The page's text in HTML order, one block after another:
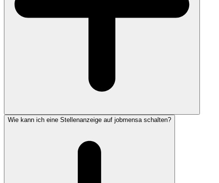
Wie kann ich eine Stellenanzeige auf jobmensa schalten?